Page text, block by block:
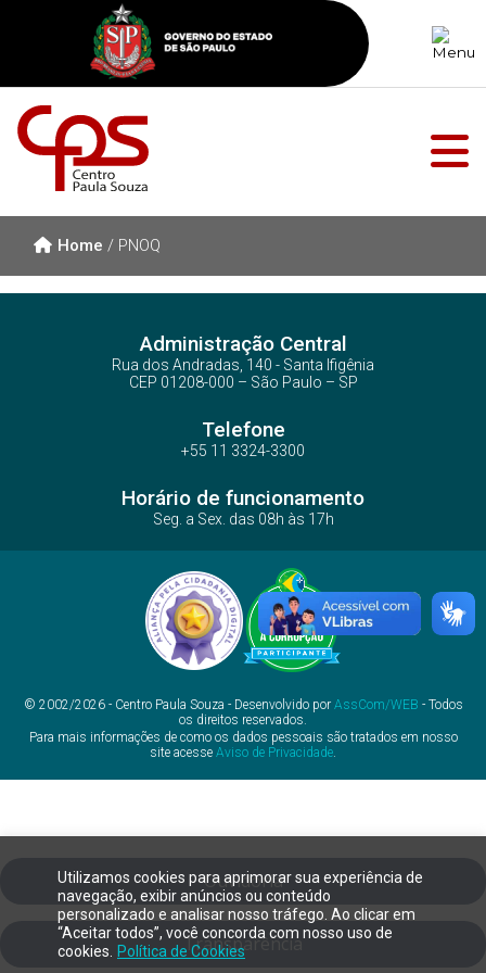
Utilizamos cookies para aprimorar sua experiência de
navegação, exibir anúncios ou conteúdo
personalizado e analisar nosso tráfego. Ao clicar em
“Aceitar todos”, você concorda com nosso uso de
cookies.
Política de Cookies
Home / PNOQ
Administração Central
Rua dos Andradas, 140 - Santa Ifigênia
CEP 01208-000 – São Paulo – SP
Telefone
+55 11 3324-3300
Horário de funcionamento
Seg. a Sex. das 08h às 17h
© 2002/2026 - Centro Paula Souza - Desenvolvido por AssCom/WEB - Todos
os direitos reservados.
Para mais informações de como os dados pessoais são tratados em nosso
site acesse Aviso de Privacidade.
Ouvidoria
Transparência